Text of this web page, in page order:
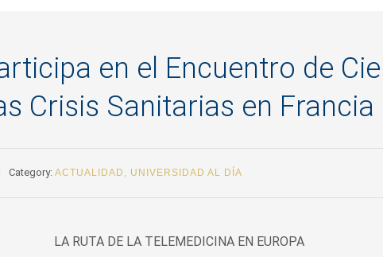
en el Encuentro de
Crisis Sanitarias en Francia
Category: ACTUALIDAD , UNIVERSIDAD AL DÍA
LA RUTA DE LA TELEMEDICINA EN EUROPA